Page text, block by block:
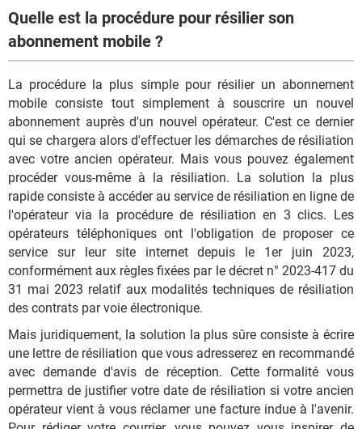
Quelle est la procédure pour résilier son
abonnement mobile ?
La procédure la plus simple pour résilier un abonnement
mobile consiste tout simplement à souscrire un nouvel
abonnement auprès d'un nouvel opérateur. C'est ce dernier
qui se chargera alors d'effectuer les démarches de résiliation
avec votre ancien opérateur. Mais vous pouvez également
procéder vous-même à la résiliation. La solution la plus
rapide consiste à accéder au service de résiliation en ligne de
l'opérateur via la procédure de résiliation en 3 clics. Les
opérateurs téléphoniques ont l'obligation de proposer ce
service sur leur site internet depuis le 1er juin 2023,
conformément aux règles fixées par le décret n° 2023-417 du
31 mai 2023 relatif aux modalités techniques de résiliation
des contrats par voie électronique.
Mais juridiquement, la solution la plus sûre consiste à écrire
une lettre de résiliation que vous adresserez en recommandé
avec demande d'avis de réception. Cette formalité vous
permettra de justifier votre date de résiliation si votre ancien
opérateur vient à vous réclamer une facture indue à l'avenir.